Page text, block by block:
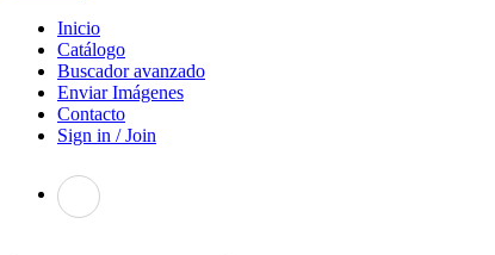
Inicio
Catálogo
Buscador avanzado
Enviar Imágenes
Contacto
Sign in / Join